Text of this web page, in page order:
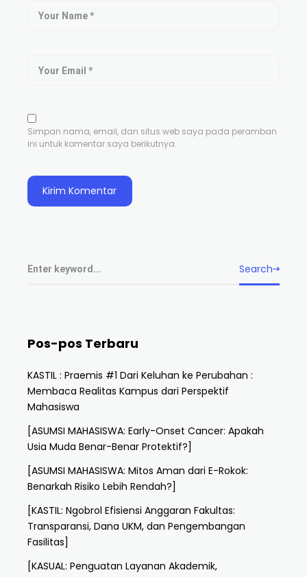
Simpan nama, email, dan situs web saya pada peramban
ini untuk komentar saya berikutnya.
Search
Pos-pos Terbaru
KASTIL : Praemis #1 Dari Keluhan ke Perubahan :
Membaca Realitas Kampus dari Perspektif
Mahasiswa
[ASUMSI MAHASISWA: Early-Onset Cancer: Apakah
Usia Muda Benar-Benar Protektif?]
[ASUMSI MAHASISWA: Mitos Aman dari E-Rokok:
Benarkah Risiko Lebih Rendah?]
[KASTIL: Ngobrol Efisiensi Anggaran Fakultas:
Transparansi, Dana UKM, dan Pengembangan
Fasilitas]
[KASUAL: Penguatan Layanan Akademik,